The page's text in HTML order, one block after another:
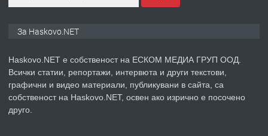
преди 6 дни
ПРЕДЛАГА
Продавам парцел в гр. Хасково кв.
За Haskovo.NET
Haskovo.NET е собственост на ЕСКОМ МЕДИА ГРУП ООД.
Всички статии, репортажи, интервюта и други текстови,
графични и видео материали, публикувани в сайта, са
собственост на Haskovo.NET, освен ако изрично е посочено
друго.